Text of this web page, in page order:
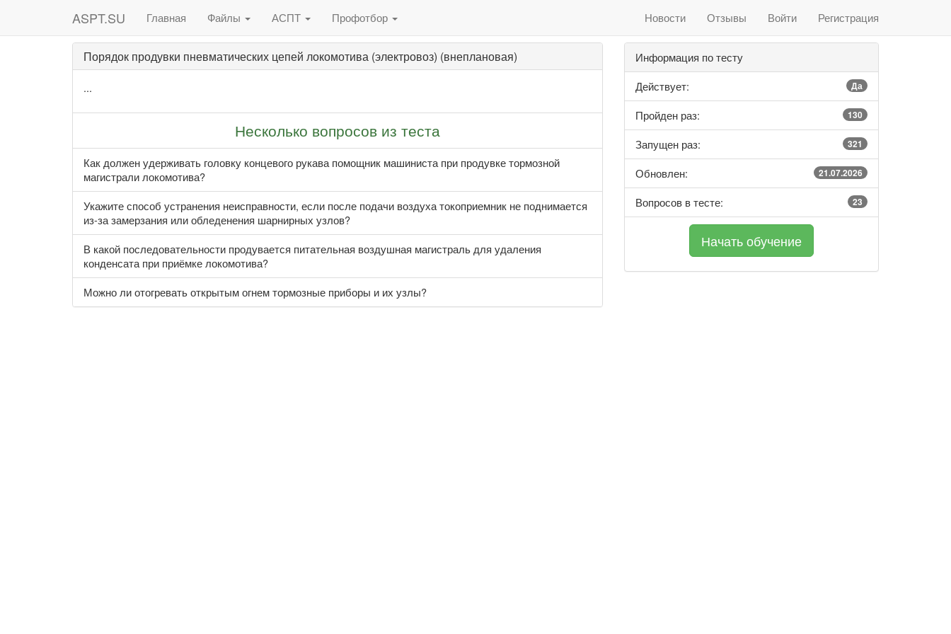
ASPT.SU Главная Файлы АСПТ Профотбор Новости Отзывы Войти Регистрация
Порядок продувки пневматических цепей локомотива (электровоз) (внеплановая)
...
Несколько вопросов из теста
Как должен удерживать головку концевого рукава помощник машиниста при продувке тормозной
магистрали локомотива?
Укажите способ устранения неисправности, если после подачи воздуха токоприемник не поднимается
из-за замерзания или обледенения шарнирных узлов?
В какой последовательности продувается питательная воздушная магистраль для удаления
конденсата при приёмке локомотива?
Можно ли отогревать открытым огнем тормозные приборы и их узлы?
Информация по тесту
Действует:
Да
Пройден раз: 130
Запущен раз: 321
Обновлен: 21.07.2026
Вопросов в тесте: 23